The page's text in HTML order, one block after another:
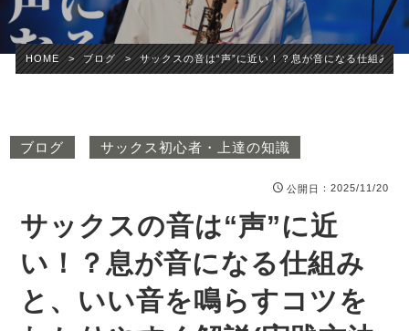
HOME > ブログ > サックスの音は“声”に近い！？息が音になる仕組み
ブログ サックス初心者・上達の知識
公開日 ：2025/11/20
サックスの音は“声”に近
い！？息が音になる仕組み
と、いい音を鳴らすコツを